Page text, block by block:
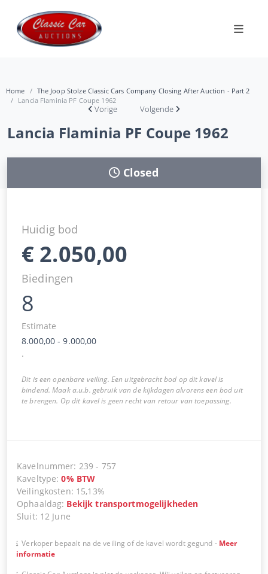
Home
The Joop Stolze Classic Cars Company Closing After Auction - Part 2
Lancia Flaminia PF Coupe 1962
Vorige Volgende
Lancia Flaminia PF Coupe 1962
Closed
Huidig bod
€ 2.050,00
Biedingen
8
Estimate
8.000,00 -9.000,00
.
Dit is een openbare veiling. Een uitgebracht bod op dit kavel is
bindend. Maak a.u.b. gebruik van de kijkdagen alvorens een bod uit
te brengen. Op dit kavel is geen recht van retour van toepassing.
Kavelnummer: 239 - 757
Kaveltype:0% BTW
Veilingkosten: 15,13%
Ophaaldag: Bekijk transportmogelijkheden
Sluit: 12 June
Verkoper bepaalt na de veiling of de kavel wordt gegund - Meer
informatie